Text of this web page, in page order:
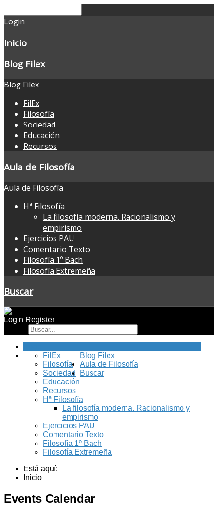
Login
Inicio
Blog Filex
Blog Filex
FilEx
Filosofía
Sociedad
Educación
Recursos
Aula de Filosofía
Aula de Filosofía
Hª Filosofía
La filosofía moderna. Racionalismo y
empirismo
Ejercicios PAU
Comentario Texto
Filosofía 1º Bach
Filosofía Extremeña
Buscar
Login Register
Blog Filex
FilEx
Filosofía
Sociedad
Educación
Recursos
Aula de Filosofía
Hª Filosofía
La filosofía moderna. Racionalismo y
empirismo
Ejercicios PAU
Comentario Texto
Filosofía 1º Bach
Filosofía Extremeña
Buscar
Está aquí:
Inicio
Events Calendar